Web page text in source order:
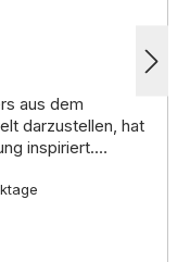
aus dem
darzustellen, hat
inspiriert.
Holz erhalten Sie